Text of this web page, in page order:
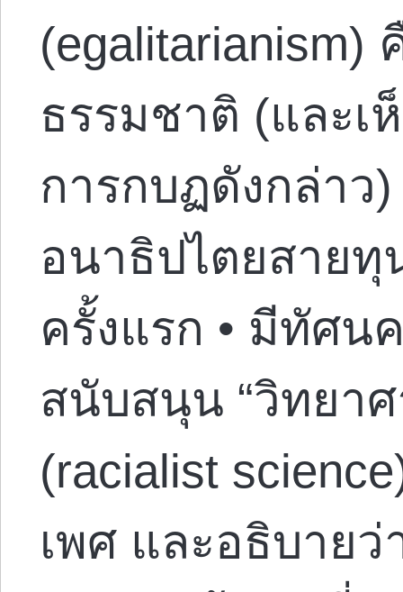
(egalitarianism)
ธรรมชาติ (และเ
การกบฏดังกล่าว
อนาธิปไตยสายทุ
ครั้งแรก • มีทัศน
สนับสนุน “วิทยาศ
(racialist
เพศ และอธิบาย